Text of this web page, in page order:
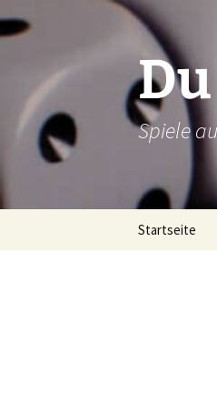
Inhalt
Spiele
Startseite